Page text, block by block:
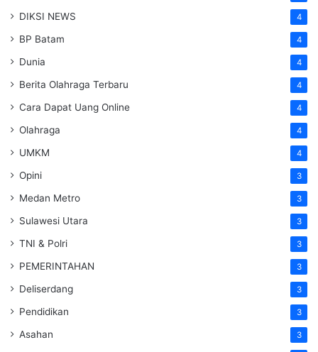
DIKSI NEWS 4
BP Batam 4
Dunia 4
Berita Olahraga Terbaru 4
Cara Dapat Uang Online 4
Olahraga 4
UMKM 4
Opini 3
Medan Metro 3
Sulawesi Utara 3
TNI & Polri 3
PEMERINTAHAN 3
Deliserdang 3
Pendidikan 3
Asahan 3